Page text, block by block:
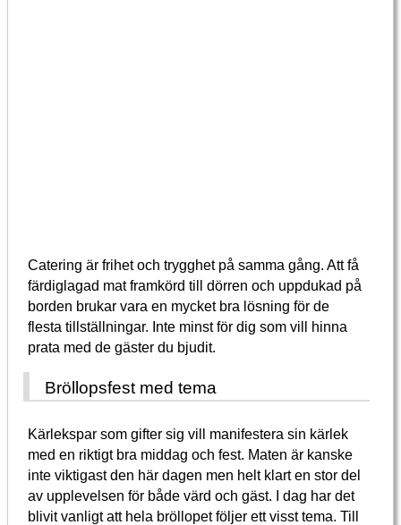
Catering är frihet och trygghet på samma gång. Att få
färdiglagad mat framkörd till dörren och uppdukad på
borden brukar vara en mycket bra lösning för de
flesta tillställningar. Inte minst för dig som vill hinna
prata med de gäster du bjudit.
Bröllopsfest med tema
Kärlekspar som gifter sig vill manifestera sin kärlek
med en riktigt bra middag och fest. Maten är kanske
inte viktigast den här dagen men helt klart en stor del
av upplevelsen för både värd och gäst. I dag har det
blivit vanligt att hela bröllopet följer ett visst tema. Till